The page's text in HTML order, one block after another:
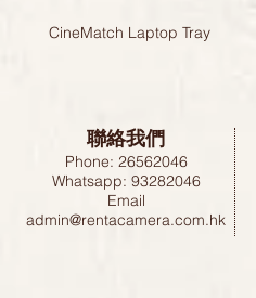
CineMatch Laptop Tray
聯絡我們
Phone: 26562046
Whatsapp: 93282046
Email
admin@rentacamera.com.hk